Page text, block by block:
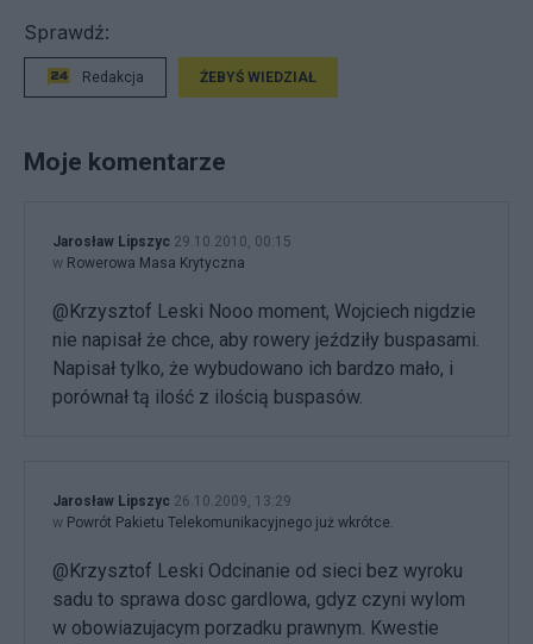
Sprawdź:
Redakcja ŻEBYŚ WIEDZIAŁ
Moje komentarze
Jarosław Lipszyc 29.10.2010, 00:15
w Rowerowa Masa Krytyczna
@Krzysztof Leski Nooo moment, Wojciech nigdzie
nie napisał że chce, aby rowery jeździły buspasami.
Napisał tylko, że wybudowano ich bardzo mało, i
porównał tą ilość z ilością buspasów.
Jarosław Lipszyc 26.10.2009, 13:29
w Powrót Pakietu Telekomunikacyjnego już wkrótce.
@Krzysztof Leski Odcinanie od sieci bez wyroku
sadu to sprawa dosc gardlowa, gdyz czyni wylom
w obowiazujacym porzadku prawnym. Kwestie